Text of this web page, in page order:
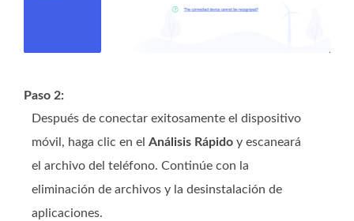
Paso 2:
Después de conectar exitosamente el dispositivo
móvil, haga clic en el Análisis Rápido y escaneará
el archivo del teléfono. Continúe con la
eliminación de archivos y la desinstalación de
aplicaciones.